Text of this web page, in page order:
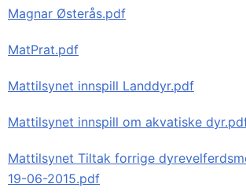
Magnar Østerås.pdf
MatPrat.pdf
Mattilsynet innspill Landdyr.pdf
Mattilsynet innspill om akvatiske
Mattilsynet Tiltak forrige
19-06-2015.pdf